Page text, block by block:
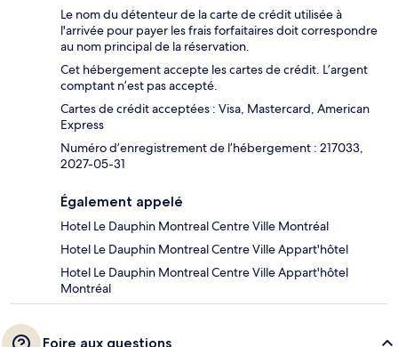
Le nom du détenteur de la carte de crédit utilisée à
l'arrivée pour payer les frais forfaitaires doit correspondre
au nom principal de la réservation.
Cet hébergement accepte les cartes de crédit. L’argent
comptant n’est pas accepté.
Cartes de crédit acceptées : Visa, Mastercard, American
Express
Numéro d’enregistrement de l’hébergement : 217033,
2027-05-31
Également appelé
Hotel Le Dauphin Montreal Centre Ville Montréal
Hotel Le Dauphin Montreal Centre Ville Appart'hôtel
Hotel Le Dauphin Montreal Centre Ville Appart'hôtel
Montréal
Foire aux questions